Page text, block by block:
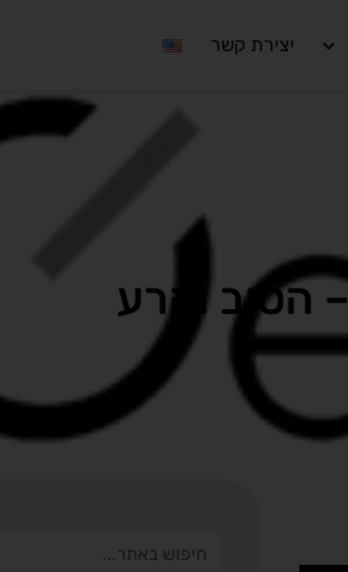
יצירת קשר